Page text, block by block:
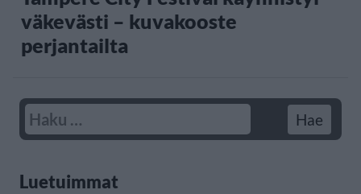
väkevästi – kuvakooste
perjantailta
Luetuimmat